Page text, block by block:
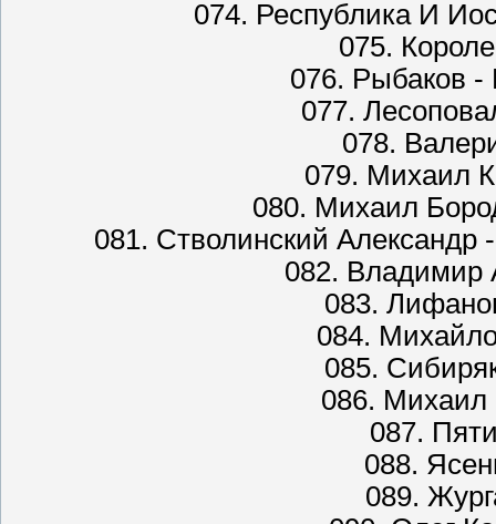
074. Республика И
075.
076. Рыбаков
077.
078.
079. Михаил
080. Михаил
081. Стволинский
082. Владимир
083.
084.
085.
086. Михаил
087.
088.
089.